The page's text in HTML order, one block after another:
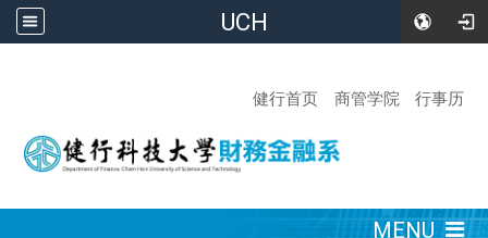
UCH
健行首页
商管学院 行事历
MENU